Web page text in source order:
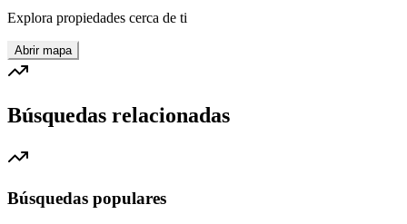
Explora propiedades cerca de ti
Abrir mapa
Búsquedas relacionadas
Búsquedas populares